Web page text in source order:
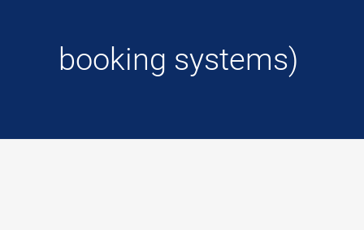
booking systems)